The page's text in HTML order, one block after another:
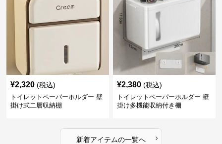
¥2,320 (税込)
トイレットペーパーホルダー 壁
掛け式二層収納棚
¥2,380 (税込)
トイレットペーパーホルダー 壁
掛け多機能収納付き棚
新着アイテムの一覧へ ›